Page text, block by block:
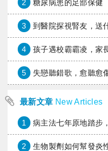
2 糖尿病患的足部保健
3 到醫院探視腎友，送
4 孩子遇校霸霸凌，家
5 失戀聽錯歌，愈聽愈
最新文章 New Articles
1 病主法七年原地踏步
2 生物製劑如何幫發炎性腸道疾病